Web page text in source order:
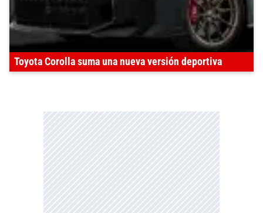
Toyota Corolla suma una nueva versión deportiva